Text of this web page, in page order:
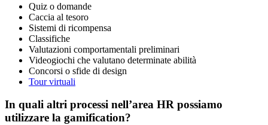
Quiz o domande
Caccia al tesoro
Sistemi di ricompensa
Classifiche
Valutazioni comportamentali preliminari
Videogiochi che valutano determinate abilità
Concorsi o sfide di design
Tour virtuali
In quali altri processi nell’area HR possiamo
utilizzare la gamification?